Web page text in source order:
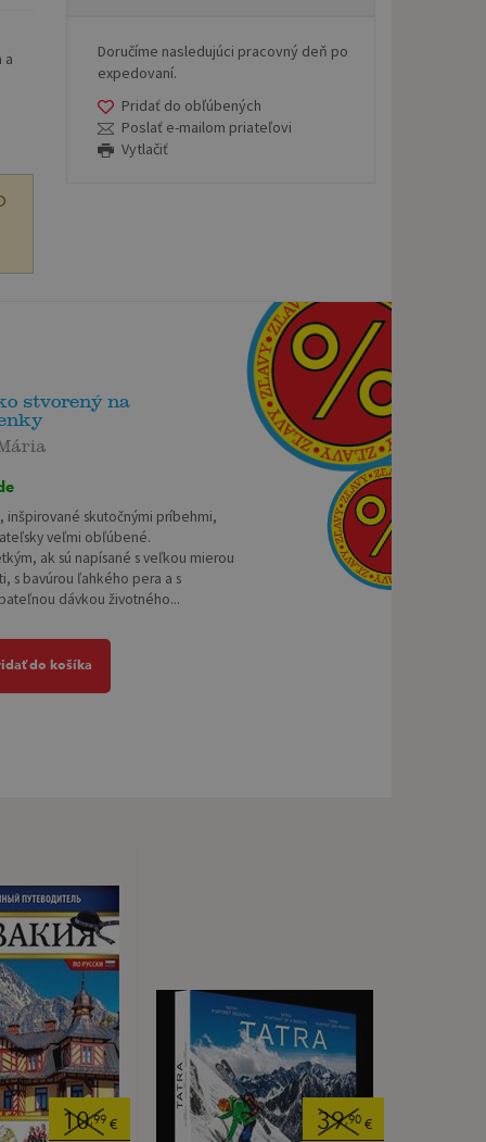
a
Doručíme nasledujúci pracovný deň po
expedovaní.
Pridať do obľúbených
Poslať e-mailom priateľovi
Vytlačiť
stvorený na
inšpirované skutočnými príbehmi,
veľmi obľúbené.
ak sú napísané s veľkou mierou
s bavúrou ľahkého pera a s
dávkou životného...
do košíka
10,99 € 39,90€